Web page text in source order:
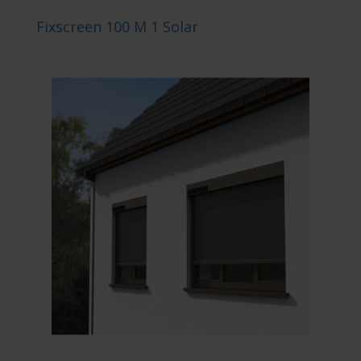
Fixscreen 100 M 1 Solar